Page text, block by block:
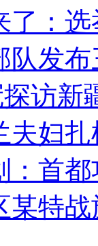
了：
队发
访新
夫妇
：首
某特